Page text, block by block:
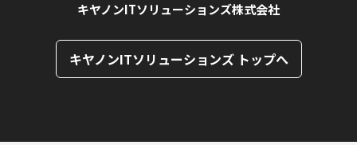
キヤノンITソリューションズ株式会社
キヤノンITソリューションズ トップへ